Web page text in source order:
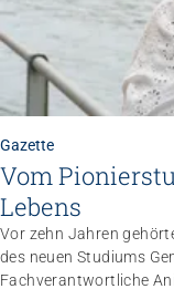
Gazette
Vom
Lebens
Vor zehn Jahren
des neuen Studiums
Fachverantwortliche